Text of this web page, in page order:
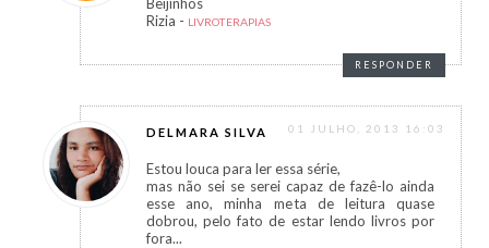
Rizia - LIVROTERAPIAS
RESPONDER
DELMARA SILVA 01 JULHO, 2013 16:03
Estou louca para ler essa série,
mas não sei se serei capaz de fazê-lo ainda
esse ano, minha meta de leitura quase
dobrou, pelo fato de estar lendo livros por
fora...